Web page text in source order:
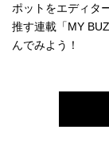
ポットをエディタ
推す連載「MY
んでみよう！